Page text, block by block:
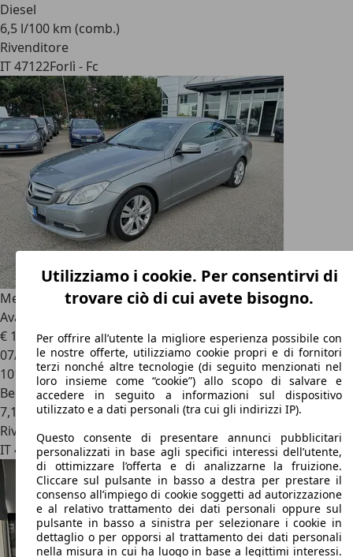
Diesel
6,5 l/100 km (comb.)
Rivenditore
IT 47122Forlì - Fc
Mercedes-Benz E 200 Classe E - C207 Coupe Coupe (cgi) be
Avantgarde
€ 11.400
07/2010
101.000 km
Benzina
7,1 l/100 km (comb.)
Rivenditore
IT 47922Rimini
Utilizziamo i cookie. Per consentirvi di
trovare ciò di cui avete bisogno.
Per offrire all’utente la migliore esperienza possibile con
le nostre offerte, utilizziamo cookie propri e di fornitori
terzi nonché altre tecnologie (di seguito menzionati nel
loro insieme come “cookie”) allo scopo di salvare e
accedere in seguito a informazioni sul dispositivo
utilizzato e a dati personali (tra cui gli indirizzi IP).
Questo consente di presentare annunci pubblicitari
personalizzati in base agli specifici interessi dell’utente,
di ottimizzare l’offerta e di analizzarne la fruizione.
Cliccare sul pulsante in basso a destra per prestare il
consenso all’impiego di cookie soggetti ad autorizzazione
e al relativo trattamento dei dati personali oppure sul
pulsante in basso a sinistra per selezionare i cookie in
dettaglio o per opporsi al trattamento dei dati personali
nella misura in cui ha luogo in base a legittimi interessi.